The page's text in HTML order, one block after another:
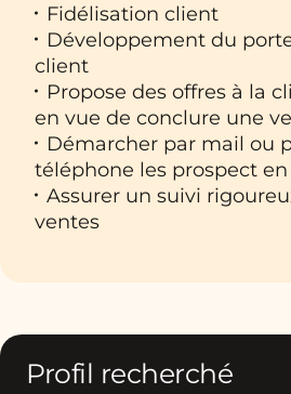
Fidélisation client
Développement du
client
Propose des offres à la
en vue de conclure une
Démarcher par mail ou
téléphone les prospect
Assurer un suivi
ventes
Profil recherché